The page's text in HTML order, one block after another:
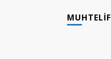
MUHTELIF